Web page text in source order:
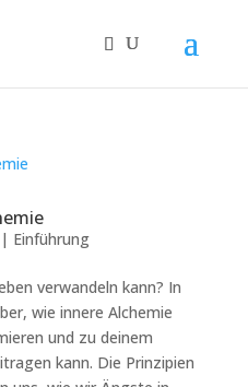
| Einführung
verwandeln kann? In
wie innere Alchemie
und zu deinem
kann. Die Prinzipien